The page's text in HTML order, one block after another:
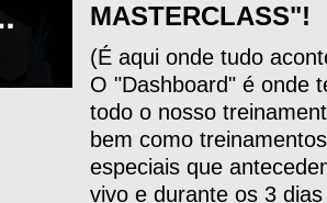
MASTERCLASS"!
(É aqui onde tudo
O "Dashboard" é onde
todo o nosso
bem como
especiais que
vivo e durante os 3